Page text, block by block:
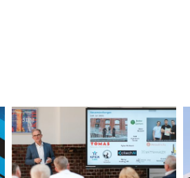
Newsletter